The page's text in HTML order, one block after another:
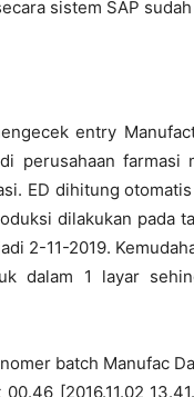
sistem SAP
entry
perusahaan farmasi
ED dihitung
dilakukan pada
2-11-2019.
dalam 1 layar